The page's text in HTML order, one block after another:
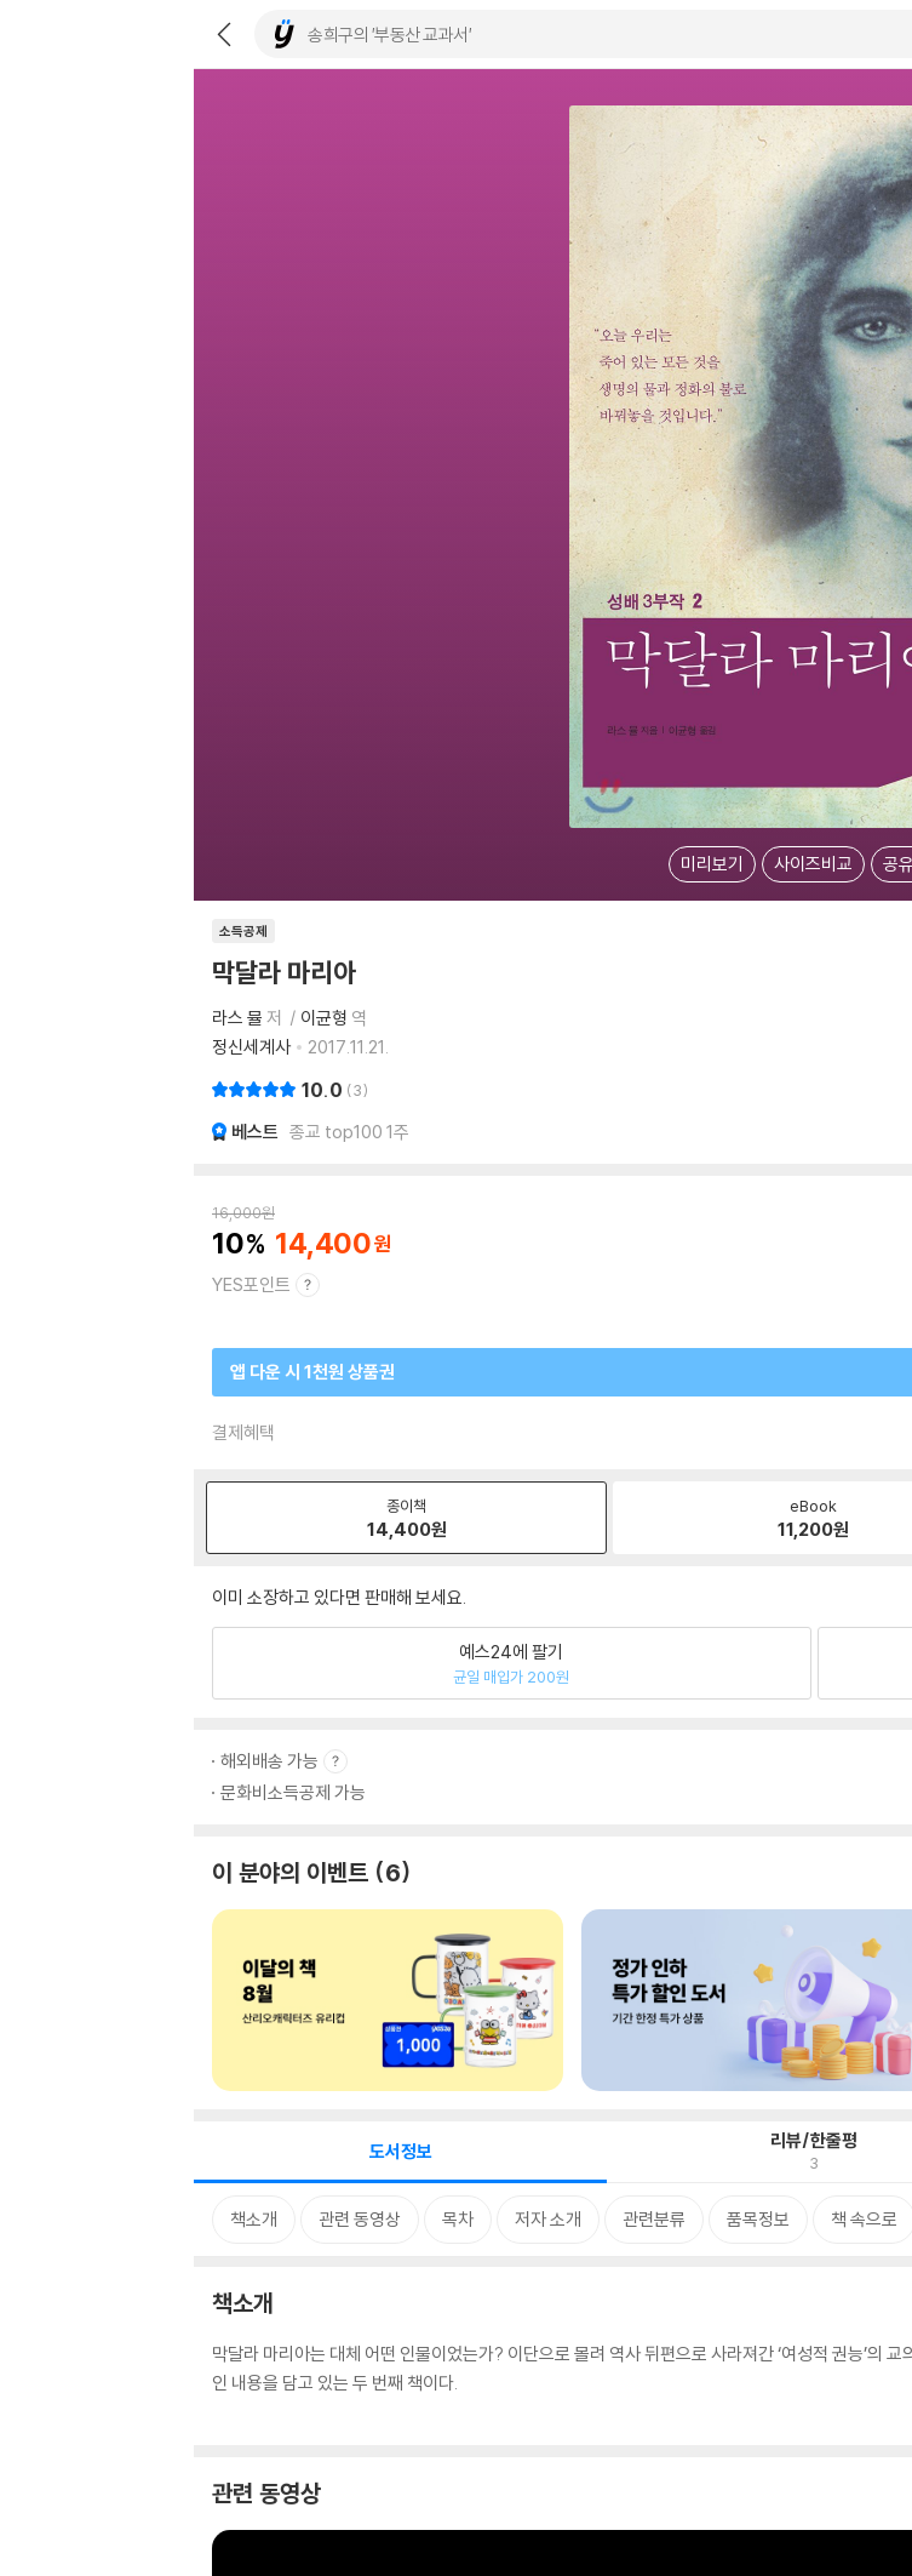
미리보기 사이즈비교 공
소득공제
막달라 마리아
라스 뮬 저 이균형 역
정신세계사
2017.11.21.
10.0 3
베스트 종교 top100 1주
16,000원
10 14,400
YES포인트
앱 다운 시 1천원 상품권
결제혜택
종이책
14,400원
eBook
11,200원
이미 소장하고 있다면 판매해 보세요.
예스24에 팔기
균일 매입가 200원
해외배송 가능
문화비소득공제 가능
이 분야의 이벤트 6
도서정보 리뷰/한줄평
3
책소개 관련 동영상 목차 저자 소개 관련분류 품목정보 책 속으로
책소개
막달라 마리아는 대체 어떤 인물이었는가? 이단으로 몰려 역사 뒤편으로 사라져간 ‘여성적 권능’의
인 내용을 담고 있는 두 번째 책이다.
관련 동영상